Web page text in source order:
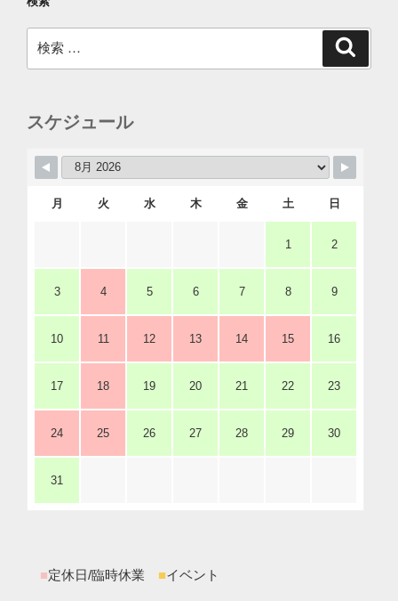
索:
スケジュール
月 火 水 木 金 土 日
1 2
3 4 5 6 7 8 9
10 11 12 13 14 15 16
17 18 19 20 21 22 23
24 25 26 27 28 29 30
31
■定休日/臨時休業 ■イベント